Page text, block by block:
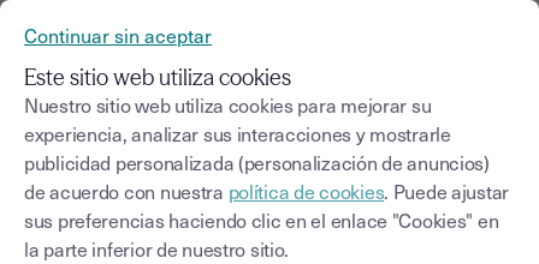
Firma todos tus
documentosgratiscon
Youtrust
Continuar sin aceptar
Este sitio web utiliza cookies
Nuestro sitio web utiliza cookies para mejorar su
experiencia, analizar sus interacciones y mostrarle
publicidad personalizada (personalización de anuncios)
de acuerdo con nuestra política de cookies. Puede ajustar
sus preferencias haciendo clic en el enlace "Cookies" en
la parte inferior de nuestro sitio.